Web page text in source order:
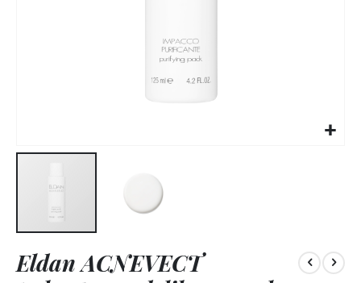
to
the
Eldan ACNEVECT